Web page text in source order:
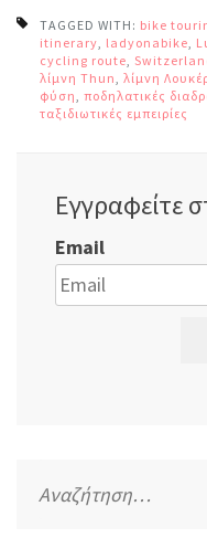
TAGGED WITH: bike
itinerary, ladyonabike,
cycling route,
λίμνη Thun, λίμνη
φύση, ποδηλατικές
ταξιδιωτικές εμπειρίες
Εγγραφείτε
Email
για: